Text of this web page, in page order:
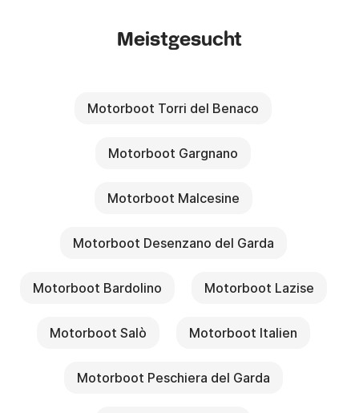
Meistgesucht
Motorboot Torri del Benaco
Motorboot Gargnano
Motorboot Malcesine
Motorboot Desenzano del Garda
Motorboot Bardolino Motorboot Lazise
Motorboot Salò Motorboot Italien
Motorboot Peschiera del Garda